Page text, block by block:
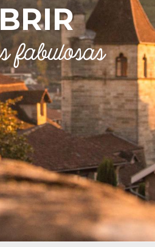
fabulosas